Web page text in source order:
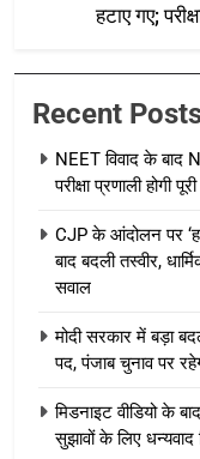
हटाए गए;
Recent
NEET विवाद के बाद
परीक्षा प्रणाली होगी
CJP के आंदोलन पर
बाद बदली तस्वीर,
सवाल
मोदी सरकार में बड़ा
पद, पंजाब चुनाव पर
मिडनाइट वीडियो के
सुझावों के लिए धन्यवाद